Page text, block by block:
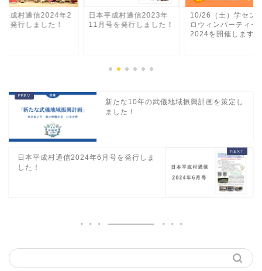
平成村通信2024年2
を発行しました！
日本平成村通信2023年
11月号を発行しました！
10/26（土）学セン
ロウィンパーティー
2024を開催します！
新たな10年の武儀地域振興計画を策定し
ました！
日本平成村通信2024年6月号を発行しま
した！